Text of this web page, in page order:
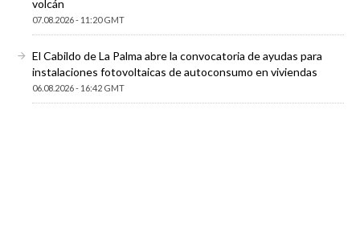
volcán
07.08.2026 - 11:20 GMT
El Cabildo de La Palma abre la convocatoria de ayudas para
instalaciones fotovoltaicas de autoconsumo en viviendas
06.08.2026 - 16:42 GMT